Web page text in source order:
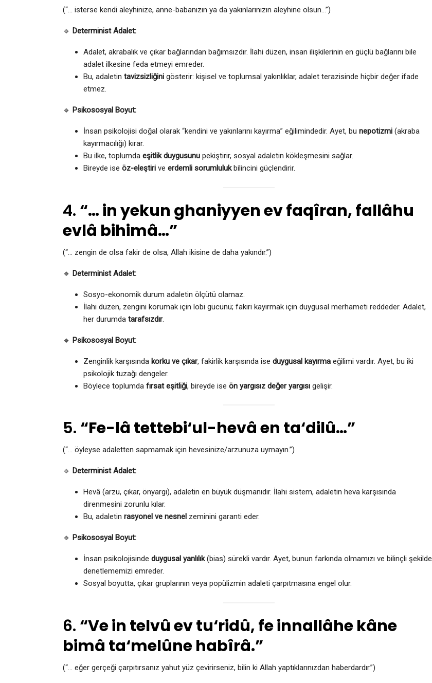
(“… isterse kendi aleyhinize, anne-babanızın ya da yakınlarınızın aleyhine olsun…”)
🔹 Determinist Adalet:
Adalet, akrabalık ve çıkar bağlarından bağımsızdır. İlahi düzen, insan ilişkilerinin en güçlü bağlarını bile
adalet ilkesine feda etmeyi emreder.
Bu, adaletin tavizsizliğini gösterir: kişisel ve toplumsal yakınlıklar, adalet terazisinde hiçbir değer ifade
etmez.
🔹 Psikososyal Boyut:
İnsan psikolojisi doğal olarak “kendini ve yakınlarını kayırma” eğilimindedir. Ayet, bu nepotizmi (akraba
kayırmacılığı) kırar.
Bu ilke, toplumda eşitlik duygusunu pekiştirir, sosyal adaletin kökleşmesini sağlar.
Bireyde ise öz-eleştiri ve erdemli sorumlulukbilincini güçlendirir.
4. “… in yekun ghaniyyen ev faqîran, fallâhu
evlâ bihimâ…”
(“… zengin de olsa fakir de olsa, Allah ikisine de daha yakındır.”)
🔹 Determinist Adalet:
Sosyo-ekonomik durum adaletin ölçütü olamaz.
İlahi düzen, zengini korumak için lobi gücünü; fakiri kayırmak için duygusal merhameti reddeder. Adalet,
her durumda tarafsızdır.
🔹 Psikososyal Boyut:
Zenginlik karşısında korku ve çıkar, fakirlik karşısında ise duygusal kayırma eğilimi vardır. Ayet, bu iki
psikolojik tuzağı dengeler.
Böylece toplumda fırsat eşitliği, bireyde ise ön yargısız değer yargısı gelişir.
5. “Fe-lâ tettebi‘ul-hevâ en ta‘dilû…”
(“… öyleyse adaletten sapmamak için hevesinize/arzunuza uymayın.”)
🔹 Determinist Adalet:
Hevâ (arzu, çıkar, önyargı), adaletin en büyük düşmanıdır. İlahi sistem, adaletin heva karşısında
direnmesini zorunlu kılar.
Bu, adaletin rasyonel ve nesnel zeminini garanti eder.
🔹 Psikososyal Boyut:
İnsan psikolojisinde duygusal yanlılık(bias) sürekli vardır. Ayet, bunun farkında olmamızı ve bilinçli şekilde
denetlememizi emreder.
Sosyal boyutta, çıkar gruplarının veya popülizmin adaleti çarpıtmasına engel olur.
6. “Ve in telvû ev tu‘ridû, fe innallâhe kâne
bimâ ta‘melûne habîrâ.”
(“… eğer gerçeği çarpıtırsanız yahut yüz çevirirseniz, bilin ki Allah yaptıklarınızdan haberdardır.”)